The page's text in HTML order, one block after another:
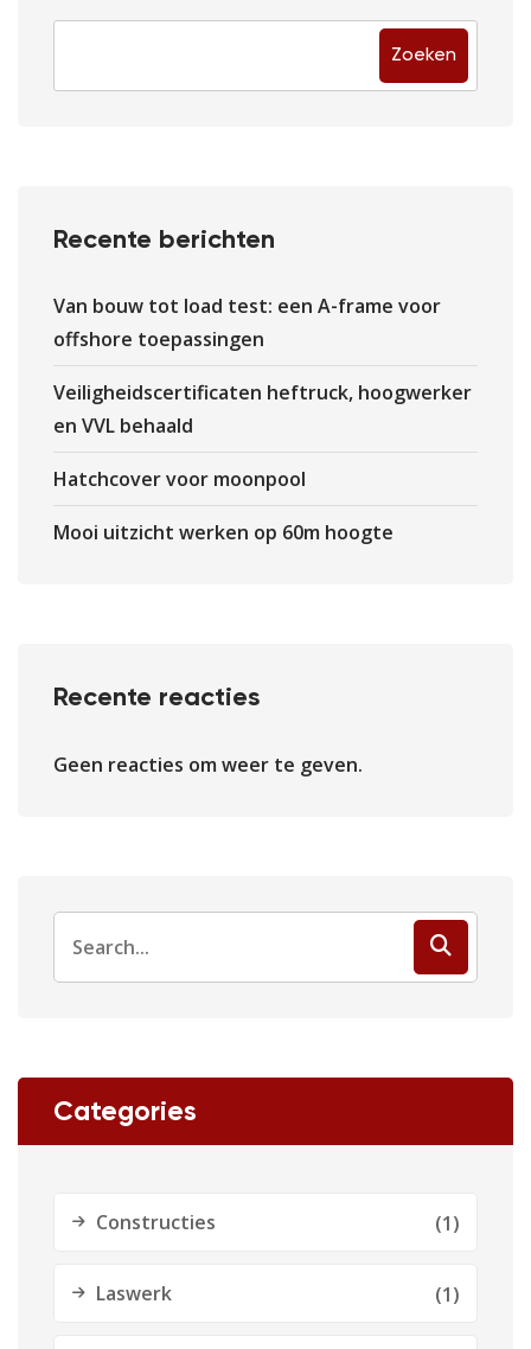
Zoeken
Recente berichten
Van bouw tot load test: een A-frame voor
offshore toepassingen
Veiligheidscertificaten heftruck, hoogwerker
en VVL behaald
Hatchcover voor moonpool
Mooi uitzicht werken op 60m hoogte
Recente reacties
Geen reacties om weer te geven.
Categories
Constructies (1)
Laswerk (1)